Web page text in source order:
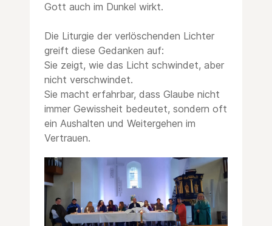
Gott auch im Dunkel wirkt.
Die Liturgie der verlöschenden Lichter
greift diese Gedanken auf:
Sie zeigt, wie das Licht schwindet, aber
nicht verschwindet.
Sie macht erfahrbar, dass Glaube nicht
immer Gewissheit bedeutet, sondern oft
ein Aushalten und Weitergehen im
Vertrauen.